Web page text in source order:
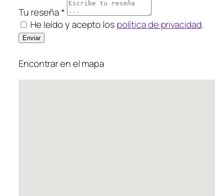
Tu reseña *
He leído y acepto los política de privacidad.
Encontrar en el mapa